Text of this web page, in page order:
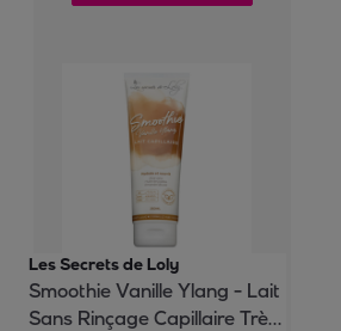
Les Secrets de Loly
Smoothie Vanille Ylang - Lait
Sans Rinçage Capillaire Très